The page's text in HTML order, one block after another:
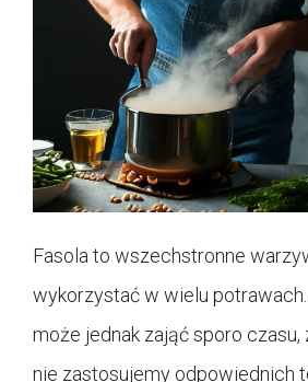
Fasola to wszechstronne
wykorzystać w wielu
może jednak zająć sporo czasu,
nie zastosujemy odpowiednich